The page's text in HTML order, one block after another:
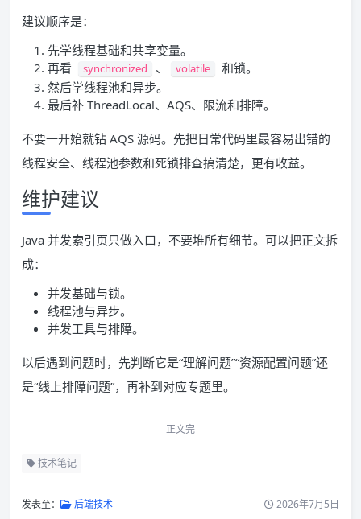
建议顺序是：
先学线程基础和共享变量。
再看
synchronized 、 volatile
和锁。
然后学线程池和异步。
最后补 ThreadLocal、AQS、限流和排障。
不要一开始就钻 AQS 源码。先把日常代码里最容易出错的
线程安全、线程池参数和死锁排查搞清楚，更有收益。
维护建议
Java 并发索引页只做入口，不要堆所有细节。可以把正文拆
成：
并发基础与锁。
线程池与异步。
并发工具与排障。
以后遇到问题时，先判断它是“理解问题”“资源配置问题”还
是“线上排障问题”，再补到对应专题里。
正文完
技术笔记
发表至： 后端技术 2026年7月5日